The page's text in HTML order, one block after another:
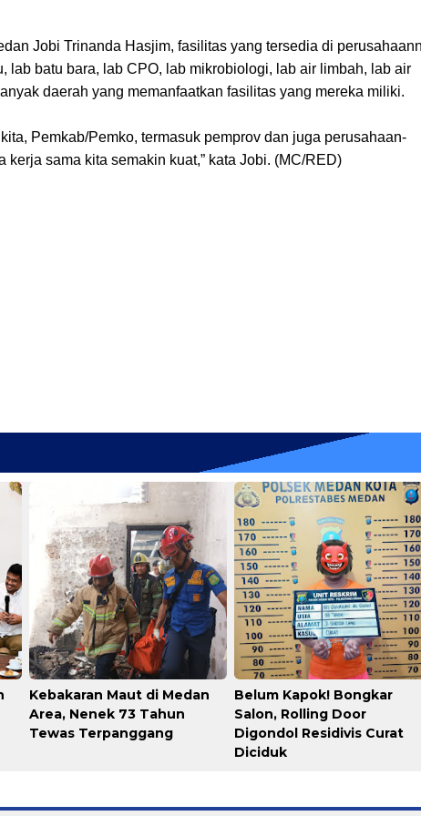
Jobi Trinanda Hasjim, fasilitas yang tersedia di
batu bara, lab CPO, lab mikrobiologi, lab air limbah, lab air
daerah yang memanfaatkan fasilitas yang mereka miliki.
Pemkab/Pemko, termasuk pemprov dan juga perusahaan-
sama kita semakin kuat,” kata Jobi. (MC/RED)
Kebakaran Maut di Medan
Area, Nenek 73 Tahun
Tewas Terpanggang
Belum Kapok! Bongkar
Salon, Rolling Door
Digondol Residivis Curat
Diciduk